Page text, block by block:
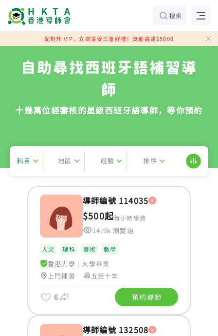
搜索
配對升 VIP，立即享受三重好禮！獎勵高達$5000
自助尋找西班牙語補習導
師
十幾萬位經審核的星級西班牙語導師，等你預約
科目 地區 經驗 排序
導師編號 114035
$500起每小時學費
14.9k 瀏覽過
人文 理科 藝術 數學
香港大學 | 大學畢業
上門補習
五至十年
6 預約導師
導師編號 132508